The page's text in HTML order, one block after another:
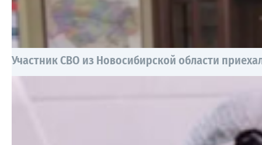
Участник СВО из Новосибирской области